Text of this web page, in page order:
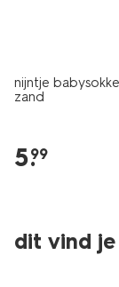
nijntje
zand
5.
99
dit vind
2 paar